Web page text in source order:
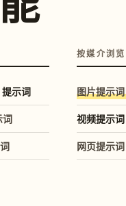
示词
词
按媒介浏览
图片提示词
视频提示词
网页提示词